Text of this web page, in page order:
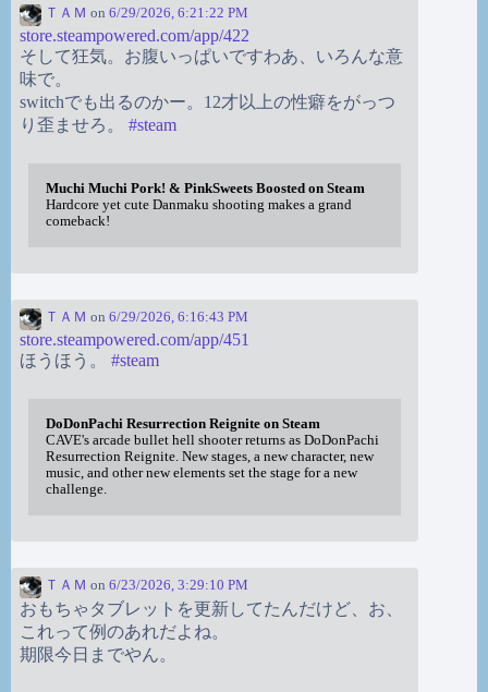
ＴＡＭ on 6/29/2026, 6:21:22 PM
store.steampowered.com/app/422
そして狂気。お腹いっぱいですわあ、いろんな意
味で。
switchでも出るのかー。12才以上の性癖をがっつ
り歪ませろ。 #steam
Muchi Muchi Pork! & PinkSweets Boosted on Steam
Hardcore yet cute Danmaku shooting makes a grand
comeback!
ＴＡＭ on 6/29/2026, 6:16:43 PM
store.steampowered.com/app/451
ほうほう。 #steam
DoDonPachi Resurrection Reignite on Steam
CAVE's arcade bullet hell shooter returns as DoDonPachi
Resurrection Reignite. New stages, a new character, new
music, and other new elements set the stage for a new
challenge.
ＴＡＭ on 6/23/2026, 3:29:10 PM
おもちゃタブレットを更新してたんだけど、お、
これって例のあれだよね。
期限今日までやん。